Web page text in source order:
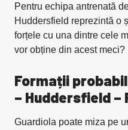
Pentru echipa antrenată
Huddersfield reprezintă o
forțele cu una dintre cele
vor obține din acest meci?
Formații
– Huddersfield –
Guardiola poate miza pe